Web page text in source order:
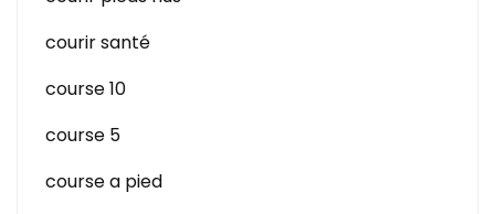
courir santé
course 10
course 5
course a pied